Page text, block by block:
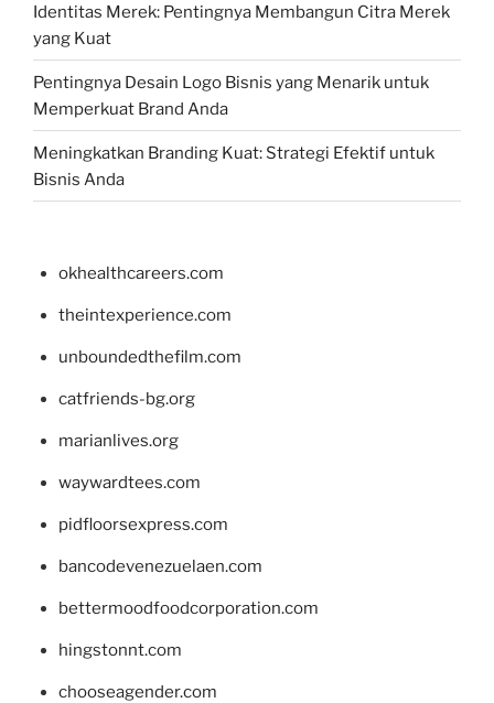
Identitas Merek: Pentingnya Membangun Citra Merek
yang Kuat
Pentingnya Desain Logo Bisnis yang Menarik untuk
Memperkuat Brand Anda
Meningkatkan Branding Kuat: Strategi Efektif untuk
Bisnis Anda
okhealthcareers.com
theintexperience.com
unboundedthefilm.com
catfriends-bg.org
marianlives.org
waywardtees.com
pidfloorsexpress.com
bancodevenezuelaen.com
bettermoodfoodcorporation.com
hingstonnt.com
chooseagender.com